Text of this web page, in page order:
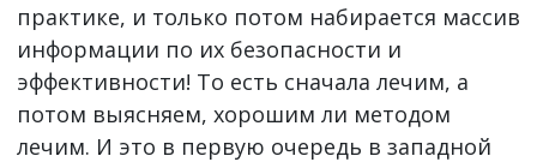
практике, и только потом набирается массив
информации по их безопасности и
эффективности! То есть сначала лечим, а
потом выясняем, хорошим ли методом
лечим. И это в первую очередь в западной